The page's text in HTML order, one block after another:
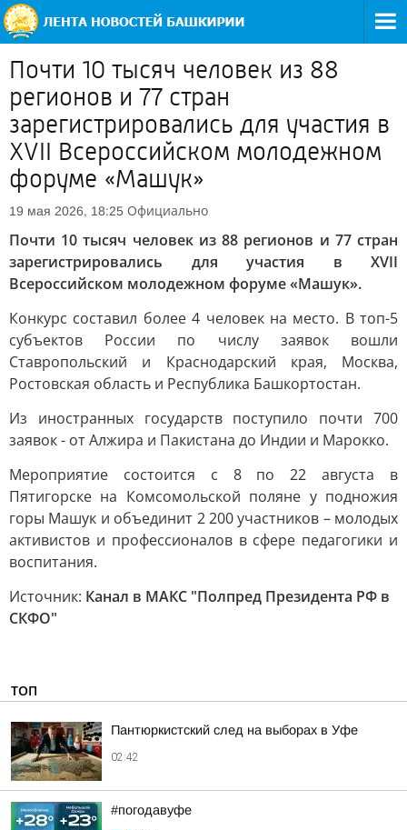
Почти 10 тысяч человек из 88
регионов и 77 стран
зарегистрировались для участия в
XVII Всероссийском молодежном
форуме «Машук»
19 мая 2026, 18:25 Официально
Почти 10 тысяч человек из 88 регионов и 77 стран
зарегистрировались для участия в XVII
Всероссийском молодежном форуме «Машук».
Конкурс составил более 4 человек на место. В топ-5
субъектов России по числу заявок вошли
Ставропольский и Краснодарский края, Москва,
Ростовская область и Республика Башкортостан.
Из иностранных государств поступило почти 700
заявок - от Алжира и Пакистана до Индии и Марокко.
Мероприятие состоится с 8 по 22 августа в
Пятигорске на Комсомольской поляне у подножия
горы Машук и объединит 2 200 участников – молодых
активистов и профессионалов в сфере педагогики и
воспитания.
Источник: Канал в МАКС "Полпред Президента РФ в
СКФО"
ТОП
Пантюркистский след на выборах в Уфе
02:42
#погодавуфе